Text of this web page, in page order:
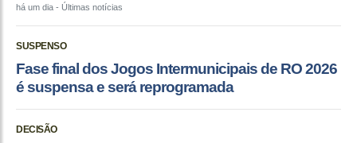
há um dia - Últimas notícias
SUSPENSO
Fase final dos Jogos Intermunicipais de RO 2026
é suspensa e será reprogramada
DECISÃO